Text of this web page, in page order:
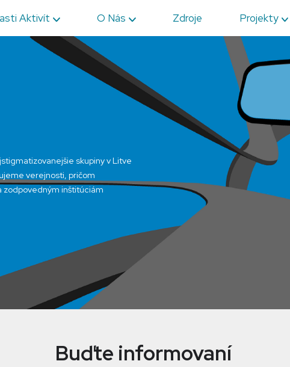
Aktivít O Nás Zdroje Projekty
skupiny v Litve
verejnosti, pričom
inštitúciám
Buďte informovaní